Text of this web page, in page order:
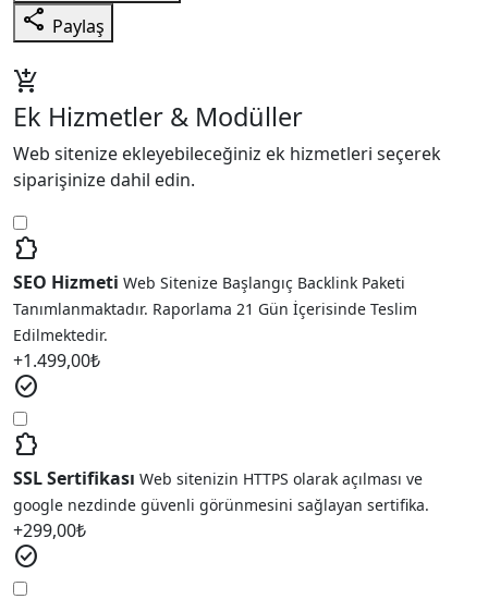
share Paylaş
add_shopping_cart
Ek Hizmetler & Modüller
Web sitenize ekleyebileceğiniz ek hizmetleri seçerek
siparişinize dahil edin.
extension
SEO Hizmeti Web Sitenize Başlangıç Backlink Paketi
Tanımlanmaktadır. Raporlama 21 Gün İçerisinde Teslim
Edilmektedir.
+1.499,00₺
check_circle
extension
SSL Sertifikası Web sitenizin HTTPS olarak açılması ve
google nezdinde güvenli görünmesini sağlayan sertifika.
+299,00₺
check_circle